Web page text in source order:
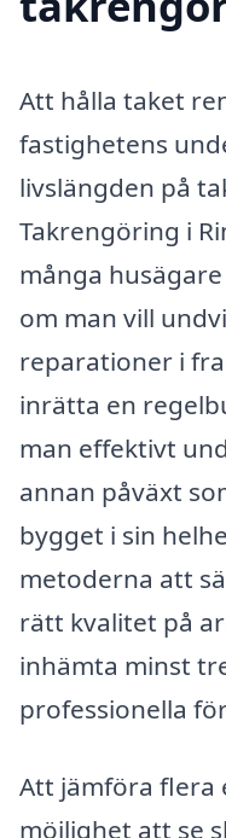
Att hålla taket
fastighetens
livslängden på
Takrengöring i
många
om man vill
reparationer i
inrätta en
man effektivt
annan påväxt
bygget i sin
metoderna att
rätt kvalitet på
inhämta minst
professionella
Att jämföra flera
möjlighet att se